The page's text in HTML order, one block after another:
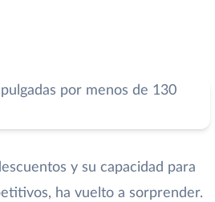
y su capacidad para
ha vuelto a sorprender.